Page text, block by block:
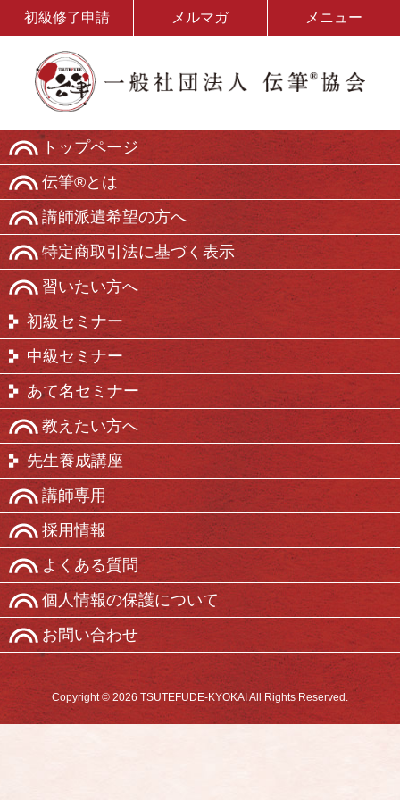
初級修了申請 メルマガ メニュー
トップページ
伝筆®とは
講師派遣希望の方へ
特定商取引法に基づく表示
習いたい方へ
初級セミナー
中級セミナー
あて名セミナー
教えたい方へ
先生養成講座
講師専用
採用情報
よくある質問
個人情報の保護について
お問い合わせ
Copyright © 2026 TSUTEFUDE-KYOKAI All Rights Reserved.